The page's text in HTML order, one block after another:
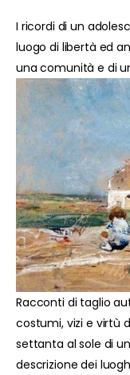
I ricordi di un
luogo di libertà ed
una comunità e di
Racconti di taglio
costumi, vizi e virtù
settanta al sole di
descrizione dei